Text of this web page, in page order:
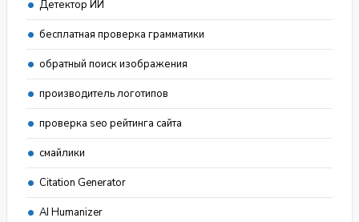
Детектор ИИ
бесплатная проверка грамматики
обратный поиск изображения
производитель логотипов
проверка seo рейтинга сайта
смайлики
Citation Generator
AI Humanizer